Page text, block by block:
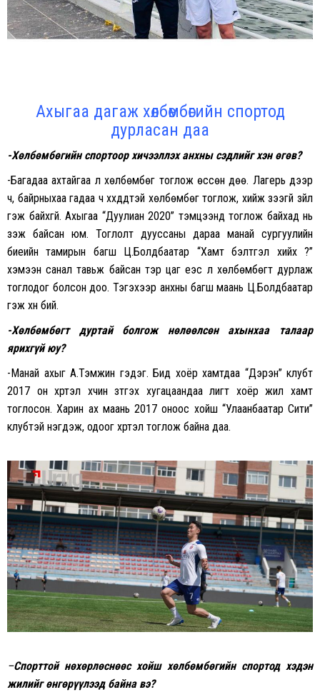
Ахыгаа дагаж хөлбөмбөгийн спортод
дурласан даа
-Хөлбөмбөгийн спортоор хичээллэх анхны сэдлийг хэн өгөв?
-Багадаа ахтайгаа л хөлбөмбөг тоглож өссөн дөө. Лагерь дээр
ч, байрныхаа гадаа ч хүүхдүүдтэй хөлбөмбөг тоглож, хийж үзээгүй зүйл
гэж байхгүй. Ахыгаа “Дуулиан 2020” тэмцээнд тоглож байхад нь
үзэж байсан юм. Тоглолт дууссаны дараа манай сургуулийн
биеийн тамирын багш Ц.Болдбаатар “Хамт бэлтгэл хийх үү?”
хэмээн санал тавьж байсан тэр цаг үеэс л хөлбөмбөгт дурлаж
тоглодог болсон доо. Тэгэхээр анхны багш маань Ц.Болдбаатар
гэж хүн бий.
-Хөлбөмбөгт дуртай болгож нөлөөлсөн ахынхаа талаар
ярихгүй юу?
-Манай ахыг А.Тэмүүжин гэдэг. Бид хоёр хамтдаа “Дэрэн” клубт
2017 он хүртэл хүчин зүтгэх хугацаандаа лигт хоёр жил хамт
тоглосон. Харин ах маань 2017 оноос хойш “Улаанбаатар Сити”
клубтэй нэгдэж, одоог хүртэл тоглож байна даа.
–Спорттой нөхөрлөснөөс хойш хөлбөмбөгийн спортод хэдэн
жилийг өнгөрүүлээд байна вэ?